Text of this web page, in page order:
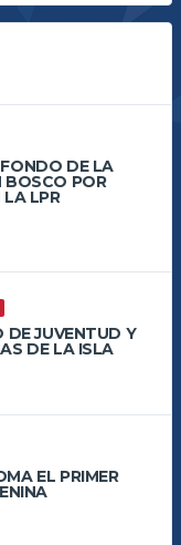
DE LA
BOSCO POR
LA LPR
DE JUVENTUD Y
DE LA ISLA
EL PRIMER